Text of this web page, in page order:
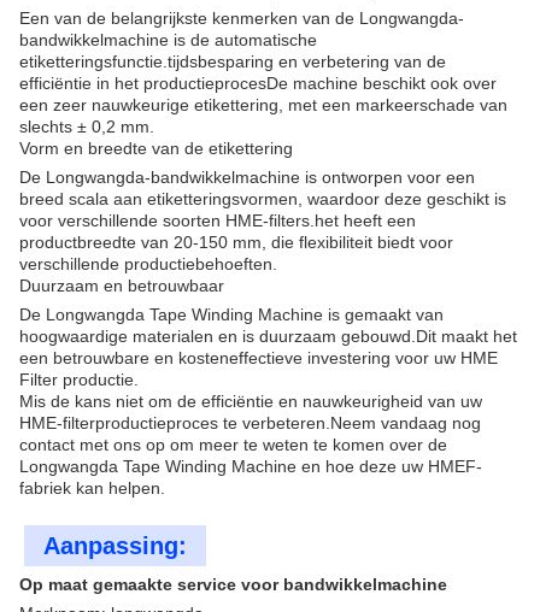
Een van de belangrijkste kenmerken van de Longwangda-
bandwikkelmachine is de automatische
etiketteringsfunctie.tijdsbesparing en verbetering van de
efficiëntie in het productieprocesDe machine beschikt ook over
een zeer nauwkeurige etikettering, met een markeerschade van
slechts ± 0,2 mm.
Vorm en breedte van de etikettering
De Longwangda-bandwikkelmachine is ontworpen voor een
breed scala aan etiketteringsvormen, waardoor deze geschikt is
voor verschillende soorten HME-filters.het heeft een
productbreedte van 20-150 mm, die flexibiliteit biedt voor
verschillende productiebehoeften.
Duurzaam en betrouwbaar
De Longwangda Tape Winding Machine is gemaakt van
hoogwaardige materialen en is duurzaam gebouwd.Dit maakt het
een betrouwbare en kosteneffectieve investering voor uw HME
Filter productie.
Mis de kans niet om de efficiëntie en nauwkeurigheid van uw
HME-filterproductieproces te verbeteren.Neem vandaag nog
contact met ons op om meer te weten te komen over de
Longwangda Tape Winding Machine en hoe deze uw HMEF-
fabriek kan helpen.
Aanpassing:
Op maat gemaakte service voor bandwikkelmachine